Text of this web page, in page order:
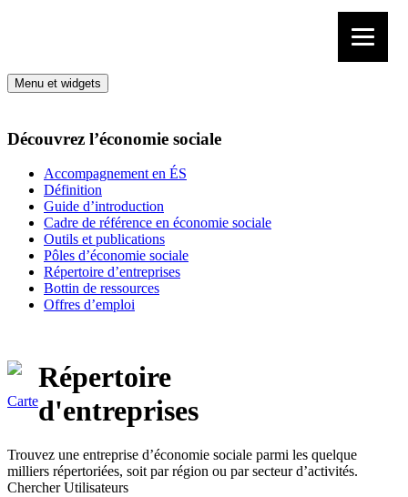
Menu et widgets
Découvrez l’économie sociale
Accompagnement en ÉS
Définition
Guide d’introduction
Cadre de référence en économie sociale
Outils et publications
Pôles d’économie sociale
Répertoire d’entreprises
Bottin de ressources
Offres d’emploi
Carte
Répertoire
d'entreprises
Trouvez une entreprise d’économie sociale parmi les quelque
milliers répertoriées, soit par région ou par secteur d’activités.
Chercher Utilisateurs